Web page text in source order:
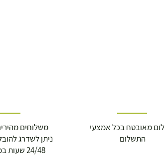
משלוחים
ניתן לשדרג
24/48 שעות במידת הצורך
מאובטח בכל אמצעי
התשלום